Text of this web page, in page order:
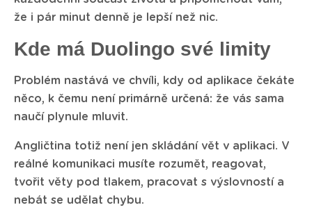
že i pár minut denně je lepší než nic.
Kde má Duolingo své limity
Problém nastává ve chvíli, kdy od aplikace čekáte
něco, k čemu není primárně určená: že vás sama
naučí plynule mluvit.
Angličtina totiž není jen skládání vět v aplikaci. V
reálné komunikaci musíte rozumět, reagovat,
tvořit věty pod tlakem, pracovat s výslovností a
nebát se udělat chybu.